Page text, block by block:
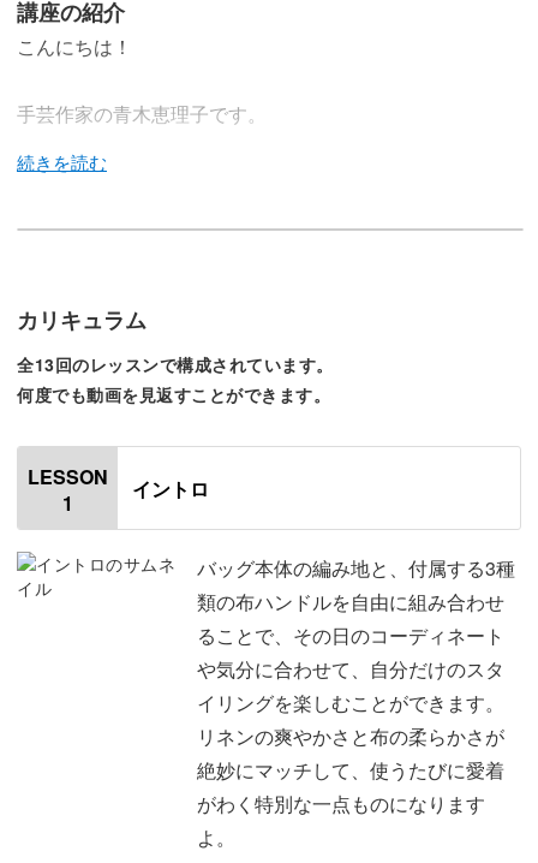
講座の紹介
こんにちは！
手芸作家の青木恵理子です。
心してはじめられますよ。
布の持ち手を自由に付け替えて、自分だけのカスタムも楽
しめるのも嬉しいところ。
これからのお出かけがぐんと楽しくなる、素敵なバッグを
いっしょに作っていきましょう♪
麻ひも編みのコツをマスター
カリキュラム
全13回のレッスンで構成されています。
何度でも動画を見返すことができます。
LESSON
1
イントロ
バッグ本体の編み地と、付属する3種
類の布ハンドルを自由に組み合わせ
ることで、その日のコーディネート
や気分に合わせて、自分だけのスタ
イリングを楽しむことができます。
リネンの爽やかさと布の柔らかさが
絶妙にマッチして、使うたびに愛着
がわく特別な一点ものになります
よ。